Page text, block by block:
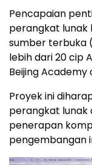
Pencapaian
perangkat lunak
sumber terbuka (
lebih dari 20 cip
Beijing
Proyek ini
perangkat lunak
penerapan
pengembangan